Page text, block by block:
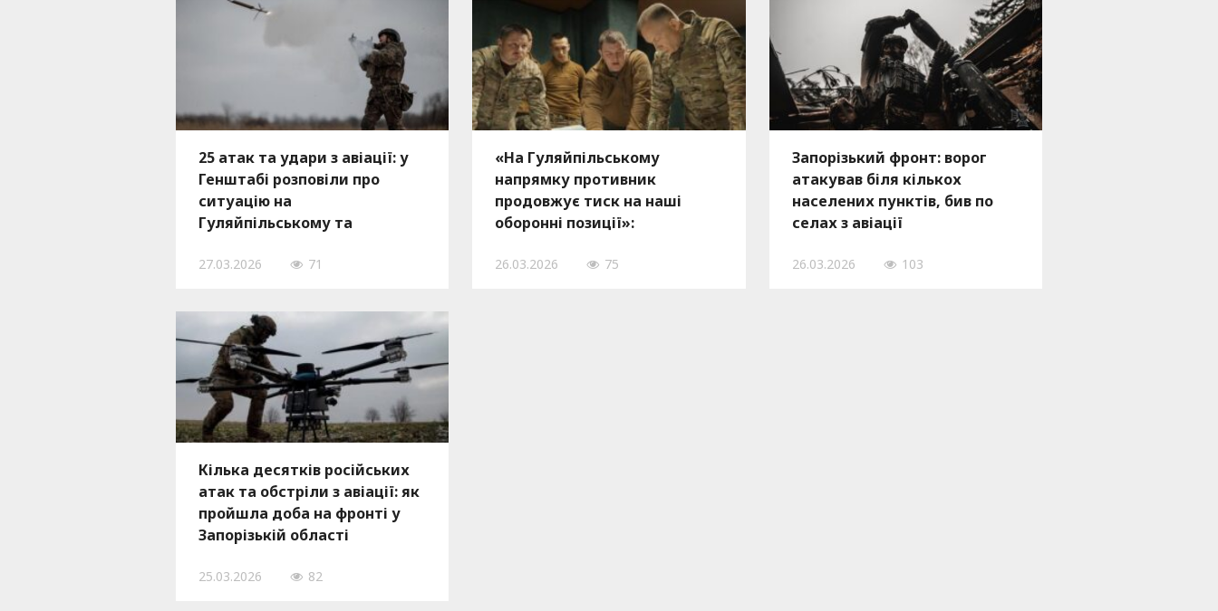
25 атак та удари з авіації: у
Генштабі розповіли про
ситуацію на
Гуляйпільському та
добу
27.03.2026 71
«На Гуляйпільському
напрямку противник
продовжує тиск на наші
оборонні позиції»:
відвідав воїнів на Півдні, —
26.03.2026 75
Запорізький фронт: ворог
атакував біля кількох
населених пунктів, бив по
селах з авіації
26.03.2026 103
Кілька десятків російських
атак та обстріли з авіації: як
пройшла доба на фронті у
Запорізькій області
25.03.2026 82